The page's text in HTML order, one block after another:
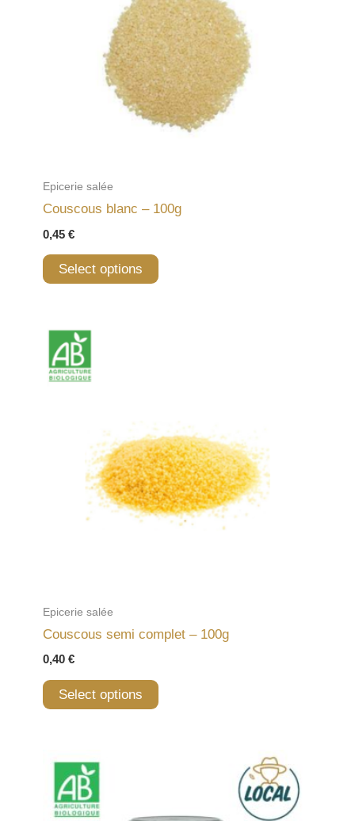
Epicerie salée
Couscous blanc – 100g
0,45 €
Select options
Epicerie salée
Couscous semi complet – 100g
0,40 €
Select options